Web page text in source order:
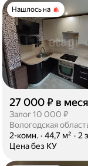
Нашлось на
27 000 ₽ в
Залог 10 000 ₽
Вологодская
2-комн. · 44,7 м² · 2
Цена без КУ